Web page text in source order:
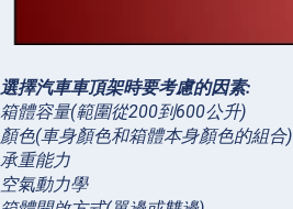
選擇汽車車頂架時要考慮的因素:
箱體容量(範圍從200到600公升)
顏色(車身顏色和箱體本身顏色的組合)
承重能力
空氣動力學